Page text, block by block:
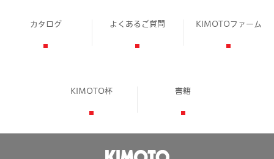
カタログ よくあるご質問 KIMOTOファーム
KIMOTO杯 書籍